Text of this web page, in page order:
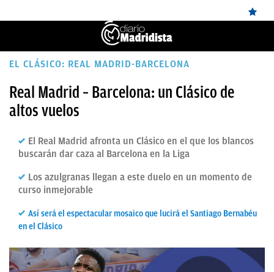
ÚLTIMAS
REAL
BALONCESTO
CANTERA
DIRECTO
PAPARAZZI
EL CLÁSICO: REAL MADRID-BARCELONA
Real Madrid – Barcelona: un Clásico de
altos vuelos
El Real Madrid afronta un Clásico en el que los blancos
buscarán dar caza al Barcelona en la Liga
Los azulgranas llegan a este duelo en un momento de
curso inmejorable
Así será el espectacular mosaico que lucirá el Santiago Bernabéu
en el Clásico